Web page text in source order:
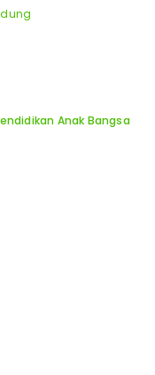
Anak Bangsa